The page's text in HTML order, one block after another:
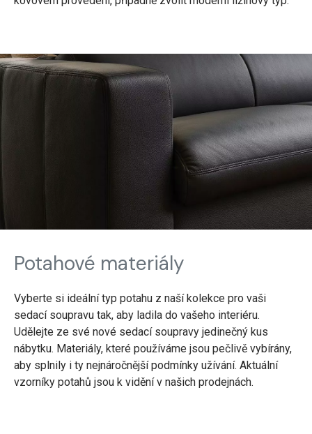
Potahové materiály
Vyberte si ideální typ potahu z naší kolekce pro vaši
sedací soupravu tak, aby ladila do vašeho interiéru.
Udělejte ze své nové sedací soupravy jedinečný kus
nábytku. Materiály, které používáme jsou pečlivě vybírány,
aby splnily i ty nejnáročnější podmínky užívání. Aktuální
vzorníky potahů jsou k vidění v našich prodejnách.